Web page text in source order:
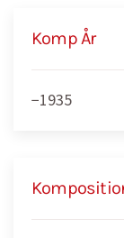
Komp År
−1935